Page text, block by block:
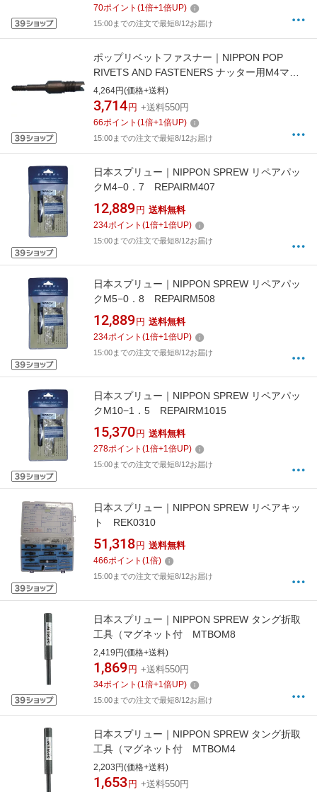
70ポイント (1倍+1倍UP)
15:00までの注文で最短8/12お届け
ポップリベットファスナー｜NIPPON POP
RIVETS AND FASTENERS ナッター用M4マン
ドレル一本 PNT600014
4,264円(価格+送料)
3,714 円 +送料550円
66ポイント (1倍+1倍UP)
15:00までの注文で最短8/12お届け
日本スプリュー｜NIPPON SPREW リペアパッ
クM4−0．7 REPAIRM407
12,889 円 送料無料
234ポイント (1倍+1倍UP)
15:00までの注文で最短8/12お届け
日本スプリュー｜NIPPON SPREW リペアパッ
クM5−0．8 REPAIRM508
12,889 円 送料無料
234ポイント (1倍+1倍UP)
15:00までの注文で最短8/12お届け
日本スプリュー｜NIPPON SPREW リペアパッ
クM10−1．5 REPAIRM1015
15,370 円 送料無料
278ポイント (1倍+1倍UP)
15:00までの注文で最短8/12お届け
日本スプリュー｜NIPPON SPREW リペアキッ
ト REK0310
51,318 円 送料無料
466ポイント (1倍)
15:00までの注文で最短8/12お届け
日本スプリュー｜NIPPON SPREW タング折取
工具（マグネット付 MTBOM8
2,419円(価格+送料)
1,869 円 +送料550円
34ポイント (1倍+1倍UP)
15:00までの注文で最短8/12お届け
日本スプリュー｜NIPPON SPREW タング折取
工具（マグネット付 MTBOM4
2,203円(価格+送料)
1,653 円 +送料550円